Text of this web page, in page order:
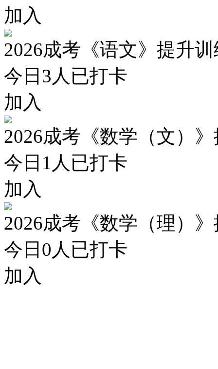
加入
2026成考《语文》提升
今日 3 人已打卡
加入
2026成考《数学（文）
今日 1 人已打卡
加入
2026成考《数学（理）
今日 0 人已打卡
加入